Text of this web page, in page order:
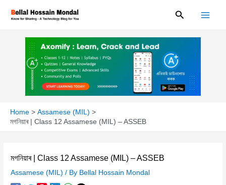
Search
Home
Assamese (MIL)
মগনিয়াৰ | Class 12 Assamese (MIL) – ASSEB
মগনিয়াৰ | Class 12 Assamese (MIL) – ASSEB
Assamese (MIL) / By Bellal Hossain Mondal